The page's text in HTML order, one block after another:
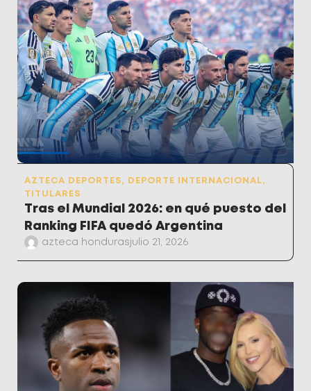
AZTECA DEPORTES, DEPORTE INTERNACIONAL,
TITULARES
Tras el Mundial 2026: en qué puesto del
Ranking FIFA quedó Argentina
azteca hondurasjulio 21, 2026